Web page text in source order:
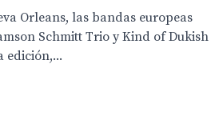
Orleans, las bandas europeas
Schmitt Trio y Kind of Dukish
edición,...